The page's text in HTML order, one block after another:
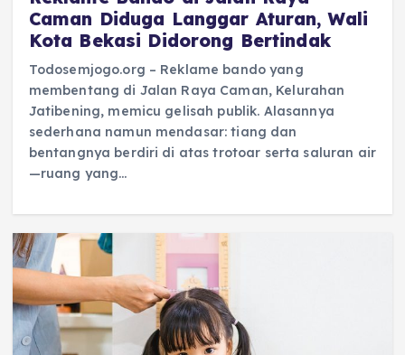
Caman Diduga Langgar Aturan, Wali
Kota Bekasi Didorong Bertindak
Todosemjogo.org – Reklame bando yang
membentang di Jalan Raya Caman, Kelurahan
Jatibening, memicu gelisah publik. Alasannya
sederhana namun mendasar: tiang dan
bentangnya berdiri di atas trotoar serta saluran air
—ruang yang…